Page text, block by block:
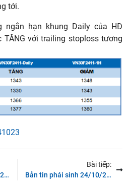
tới.
ngắn hạn khung Daily của HĐ
TĂNG với trailing stoploss tương
Bản tin phái sinh 22/10/2024: Nhịp điều chỉnh tiếp tục
Bài tiếp:
Bản tin phái sinh 24/10/2024: Biến động mạnh hơn